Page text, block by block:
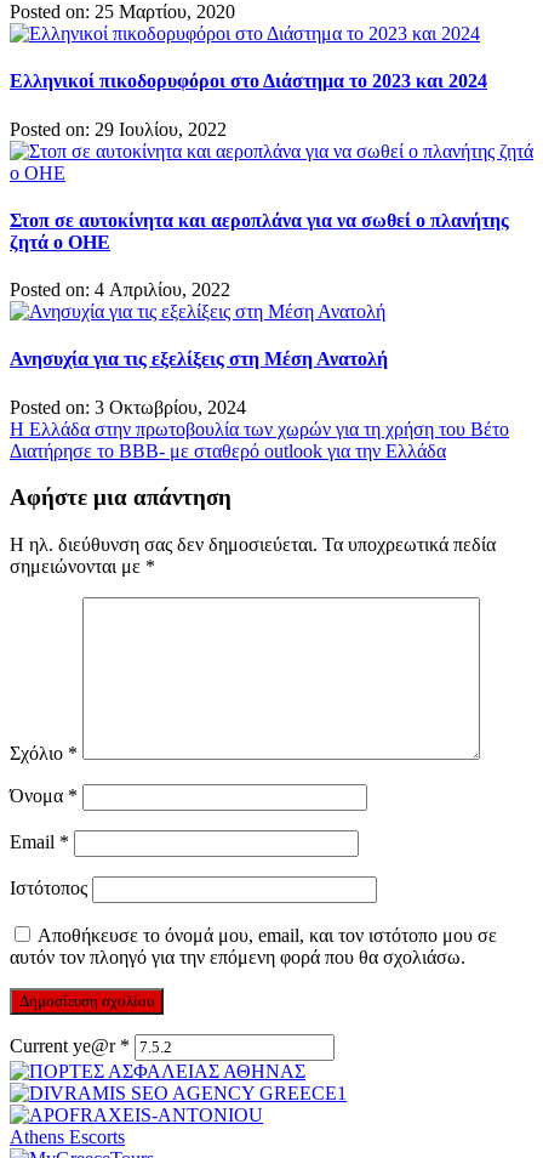
Posted on: 25 Μαρτίου, 2020
Ελληνικοί πικοδορυφόροι στο Διάστημα το 2023 και 2024
Posted on: 29 Ιουλίου, 2022
Στοπ σε αυτοκίνητα και αεροπλάνα για να σωθεί ο πλανήτης
ζητά ο ΟΗΕ
Posted on: 4 Απριλίου, 2022
Ανησυχία για τις εξελίξεις στη Μέση Ανατολή
Posted on: 3 Οκτωβρίου, 2024
Πλοήγηση
άρθρων
Η Ελλάδα στην πρωτοβουλία των χωρών για τη χρήση του Βέτο
Διατήρησε το ΒΒΒ- με σταθερό outlook για την Ελλάδα
Αφήστε μια απάντηση
Η ηλ. διεύθυνση σας δεν δημοσιεύεται. Τα υποχρεωτικά πεδία
σημειώνονται με *
Σχόλιο *
Όνομα *
Email *
Ιστότοπος
Αποθήκευσε το όνομά μου, email, και τον ιστότοπο μου σε
αυτόν τον πλοηγό για την επόμενη φορά που θα σχολιάσω.
Current ye@r *
Athens Escorts